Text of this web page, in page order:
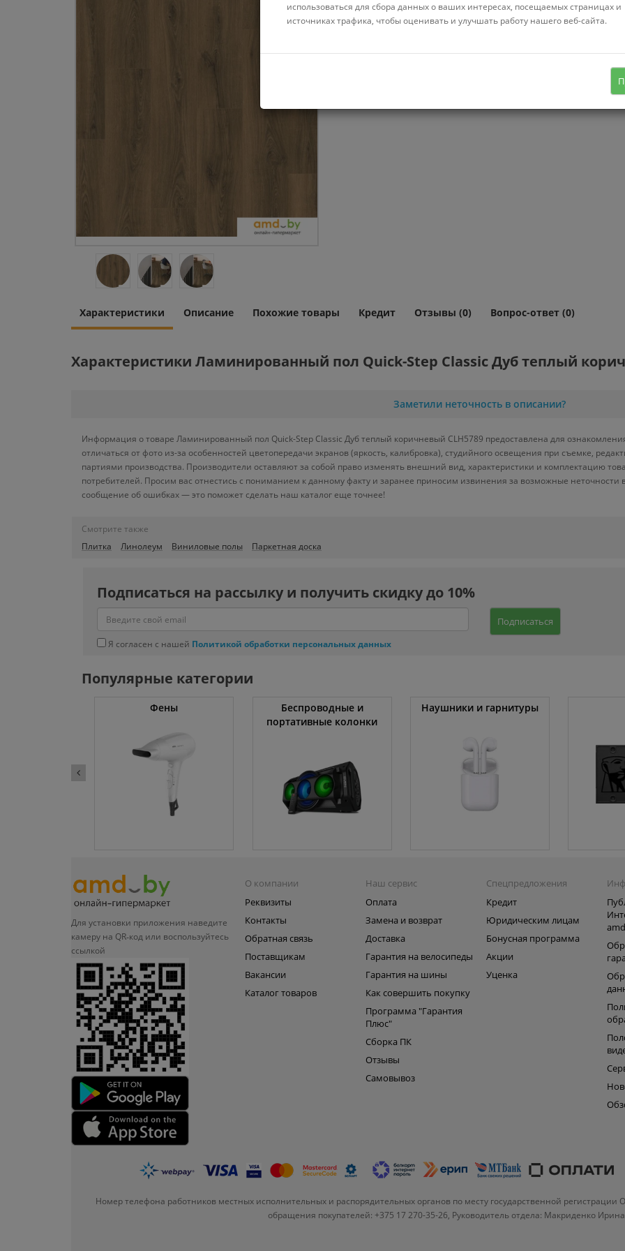
32 класс/AC 4, гарантия: 25 лет, 8 мм
Нет в
Характеристики Описание Похожие товары Кредит Отзывы (0) Вопрос-ответ (0)
Характеристики Ламинированный пол Quick-Step Classic Дуб теплый
Заметили неточность в описании?
Информация о товаре Ламинированный пол Quick-Step Classic Дуб теплый коричневый CLH5789 предоставлена для
отличаться от фото из-за особенностей цветопередачи экранов (яркость, калибровка), студийного освещения при съемке,
партиями производства. Производители оставляют за собой право изменять внешний вид, характеристики и комплектацию
потребителей. Просим вас отнестись с пониманием к данному факту и заранее приносим извинения за возможные неточности
сообщение об ошибках — это поможет сделать наш каталог еще точнее!
Смотрите также
Плитка
Линолеум Виниловые полы Паркетная доска
Подписаться на рассылку и получить скидку до 10%
Подписаться
Я согласен с нашей Политикой обработки персональных данных
Популярные категории
Фены
Беспроводные и
портативные колонки
Наушники и гарнитуры
использоваться для сбора данных о ваших интересах, посещаемых страницах и
источниках трафика, чтобы оценивать и улучшать работу нашего веб-сайта.
Для установки приложения наведите
камеру на QR‑код или воспользуйтесь
ссылкой
О компании
Реквизиты
Контакты
Обратная связь
Поставщикам
Вакансии
Каталог товаров
Наш сервис
Оплата
Замена и возврат
Доставка
Гарантия на велосипеды
Гарантия на шины
Как совершить покупку
Программа "Гарантия
Плюс"
Сборка ПК
Отзывы
Самовывоз
Спецпредложения
Кредит
Юридическим лицам
Бонусная программа
Акции
Уценка
Номер телефона работников местных исполнительных и распорядительных органов по месту государственной
обращения покупателей: +375 17 270-35-26, Руководитель отдела: Макриденко